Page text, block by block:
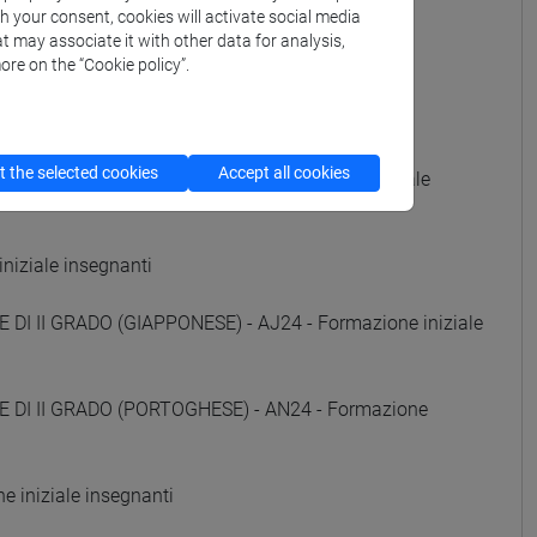
iniziale insegnanti
iniziale insegnanti
iniziale insegnanti
DI II GRADO (RUSSO) - AE24 - Formazione iniziale
iniziale insegnanti
DI II GRADO (GIAPPONESE) - AJ24 - Formazione iniziale
DI II GRADO (PORTOGHESE) - AN24 - Formazione
iniziale insegnanti
your consent, cookies will activate social media
may associate it with other data for analysis,
on the “Cookie policy”.
the selected cookies Accept all cookies